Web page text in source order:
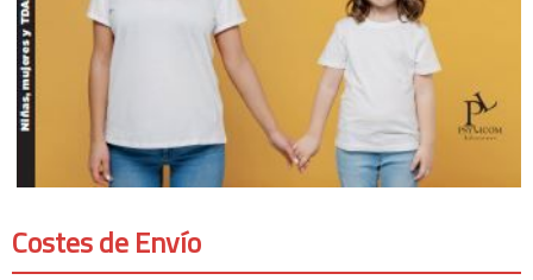
Costes de Envío